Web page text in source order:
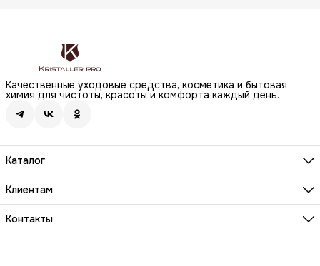
Качественные уходовые средства, косметика и бытовая
химия для чистоты, красоты и комфорта каждый день.
Каталог
Бренды
Волосы
Макияж
Клиентам
О компании
Реквизиты
Контакты